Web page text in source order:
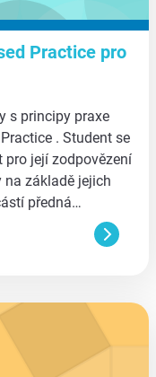
Practice pro
s principy praxe
. Student se
její zodpovězení
základě jejich
předná…